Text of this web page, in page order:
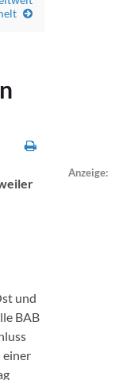
und
BAB
einer
Anzeige: